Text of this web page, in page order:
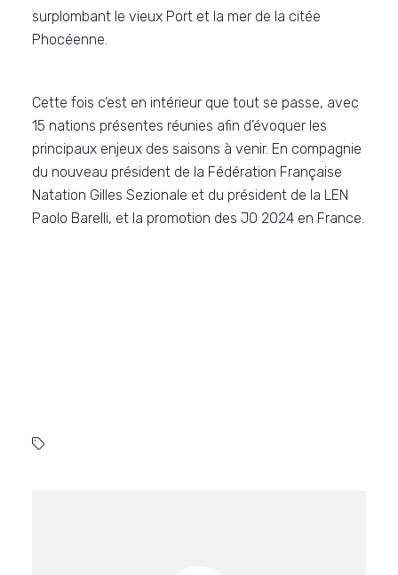
surplombant le vieux Port et la mer de la citée
Phocéenne.
Cette fois c’est en intérieur que tout se passe, avec
15 nations présentes réunies afin d’évoquer les
principaux enjeux des saisons à venir. En compagnie
du nouveau président de la Fédération Française
Natation Gilles Sezionale et du président de la LEN
Paolo Barelli, et la promotion des JO 2024 en France.